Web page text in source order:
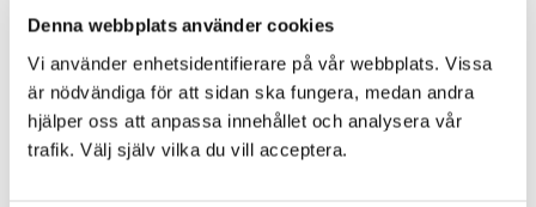
Denna webbplats använder cookies
Vi använder enhetsidentifierare på vår webbplats. Vissa
är nödvändiga för att sidan ska fungera, medan andra
hjälper oss att anpassa innehållet och analysera vår
trafik. Välj själv vilka du vill acceptera.
Trendbrott – fler plastkorkar längs
västkusten
EU-lagen som skulle minska antalet korkar som slängs i